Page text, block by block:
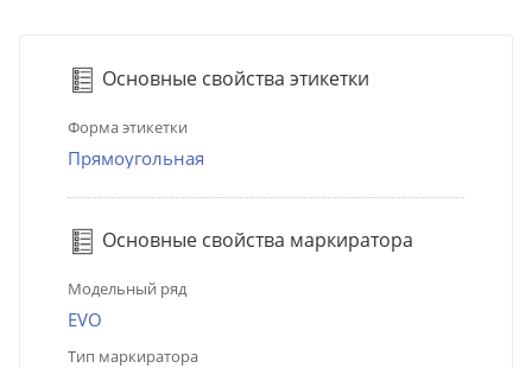
Основные свойства этикетки
Форма этикетки
Прямоугольная
Основные свойства маркиратора
Модельный ряд
EVO
Тип маркиратора